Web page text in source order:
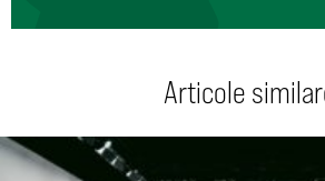
Articole